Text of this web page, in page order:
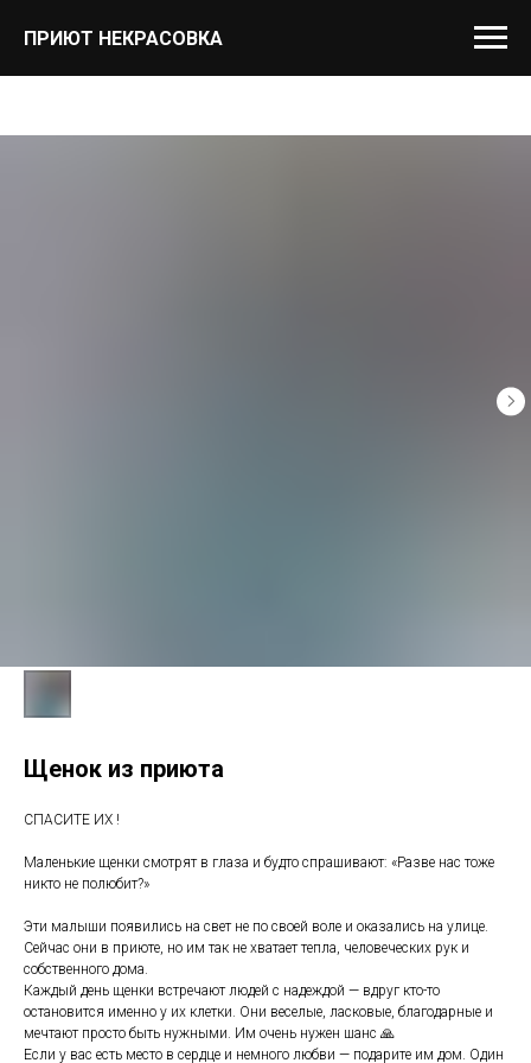
ПРИЮТ НЕКРАСОВКА
Щенок из приюта
СПАСИТЕ ИХ !
Маленькие щенки смотрят в глаза и будто спрашивают: «Разве нас тоже
никто не полюбит?»
Эти малыши появились на свет не по своей воле и оказались на улице.
Сейчас они в приюте, но им так не хватает тепла, человеческих рук и
собственного дома.
Каждый день щенки встречают людей с надеждой — вдруг кто-то
остановится именно у их клетки. Они веселые, ласковые, благодарные и
мечтают просто быть нужными. Им очень нужен шанс 🙏
Если у вас есть место в сердце и немного любви — подарите им дом. Один